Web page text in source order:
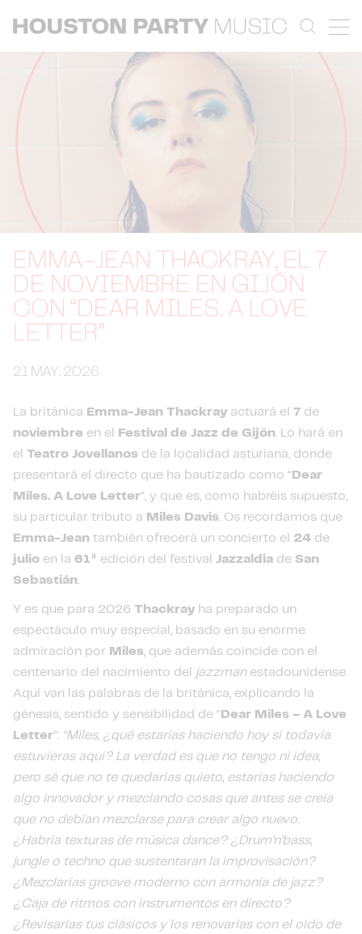
EMMA-JEAN THACKRAY, EL 7
DE NOVIEMBRE EN GIJÓN
CON “DEAR MILES. A LOVE
LETTER”
21 MAY. 2026
La británica Emma-Jean Thackray actuará el 7 de
noviembre en el Festival de Jazz de Gijón. Lo hará en
el Teatro Jovellanos de la localidad asturiana, donde
presentará el directo que ha bautizado como “ Dear
Miles. A Love Letter”, y que es, como habréis supuesto,
su particular tributo a Miles Davis. Os recordamos que
Emma-Jean también ofrecerá un concierto el 24 de
julio en la 61ª edición del festival Jazzaldia de San
Sebastián.
Y es que para 2026 Thackray ha preparado un
espectáculo muy especial, basado en su enorme
admiración por Miles, que además coincide con el
centenario del nacimiento del jazzmanestadounidense.
Aquí van las palabras de la británica, explicando la
génesis, sentido y sensibilidad de “ Dear Miles – A Love
Letter”: “Miles, ¿qué estarías haciendo hoy si todavía
estuvieras aquí? La verdad es que no tengo ni idea,
pero sé que no te quedarías quieto, estarías haciendo
algo innovador y mezclando cosas que antes se creía
que no debían mezclarse para crear algo nuevo.
¿Habría texturas de música dance? ¿Drum’n’bass,
jungle o techno que sustentaran la improvisación?
¿Mezclarías groove moderno con armonía de jazz?
¿Caja de ritmos con instrumentos en directo?
¿Revisarías tus clásicos y los renovarías con el oído de